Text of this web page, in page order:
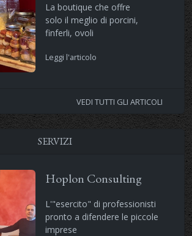
La boutique che offre
solo il meglio di porcini,
finferli, ovoli
Leggi l'articolo
VEDI TUTTI GLI ARTICOLI
SERVIZI
Hoplon Consulting
L'"esercito" di professionisti
pronto a difendere le piccole
imprese